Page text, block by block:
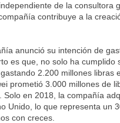
de la consultora
contribuye a la
anunció su intención de
es que, no solo ha
2.200 millones
prometió 3.000 millones de
Solo en 2018, la compañía
Unido, lo que representa un
con creces.